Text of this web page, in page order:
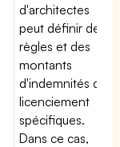
d'architectes
peut définir des
règles et des
montants
d'indemnités de
licenciement
spécifiques.
Dans ce cas,